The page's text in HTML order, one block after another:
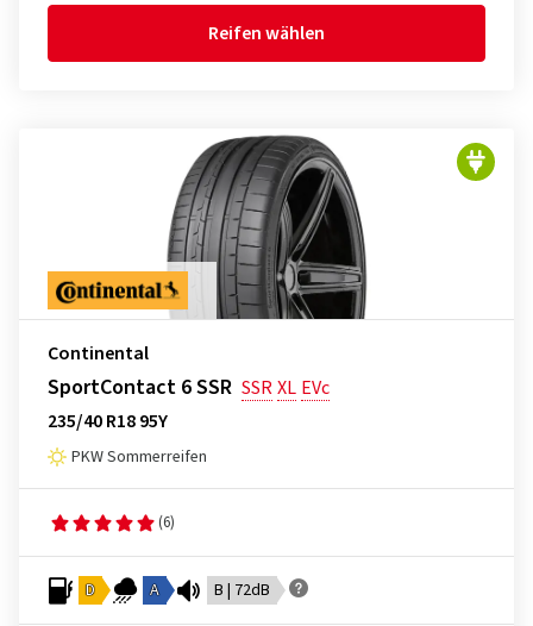
Reifen wählen
Continental
SportContact 6 SSR SSRXL EVc
235/40 R18 95Y
PKW Sommerreifen
(6)
D A B | 72dB